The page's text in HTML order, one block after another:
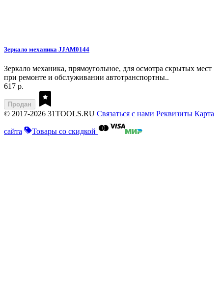
Зеркало механика JJAM0144
Зеркало механика, прямоугольное, для осмотра скрытых мест
при ремонте и обслуживании автотранспортны..
617 р.
Продан
© 2017-2026 31TOOLS.RU Связаться с нами Реквизиты Карта
сайта Товары со скидкой